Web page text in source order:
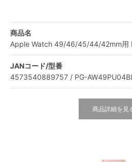
商品名
Apple Watch 49/46/45/44/42mm用
JANコード/型番
4573540889757 / PG-AW49PU04BL
商品詳細を見